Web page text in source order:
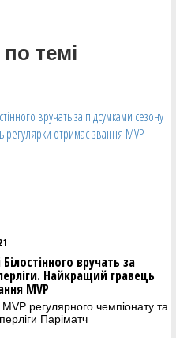
темі
вручать за
Найкращий гравець
чемпіонату та
Паріматч